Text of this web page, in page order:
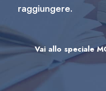
raggiungere.
Vai allo speciale